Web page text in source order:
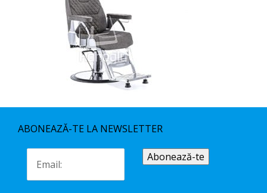
ABONEAZĂ-TE LA NEWSLETTER